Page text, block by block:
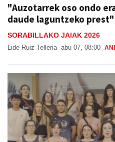
"Auzotarrek oso ondo
daude laguntzeko prest"
SORABILLAKO JAIAK 2026
Lide Ruiz Telleria abu 07, 08:00